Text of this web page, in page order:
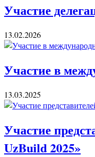
Участие
13.02.2026
Участие в
13.03.2025
Участие
UzBuild 2025»